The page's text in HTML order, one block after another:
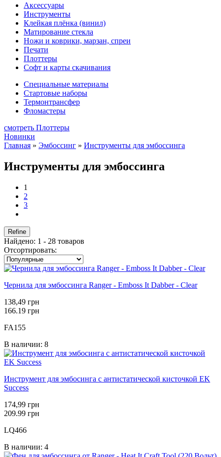
Аксессуары
Инструменты
Клейкая плёнка (винил)
Матирование стекла
Ножи и коврики, марзан, спреи
Печати
Плоттеры
Софт и карты скачивания
Специальные материалы
Стартовые наборы
Термонтрансфер
Фломастеры
смотреть Плоттеры
Новинки
Главная » Эмбоссинг » Инструменты для эмбоссинга
Инструменты для эмбоссинга
1
2
3
Refine
Найдено: 1 - 28 товаров
Отсортировать:
Чернила для эмбоссинга Ranger - Emboss It Dabber - Clear
138,49 грн
166.19 грн
FA155
В наличии: 8
Инструмент для эмбосинга с антистатической кисточкой EK
Success
174,99 грн
209.99 грн
LQ466
В наличии: 4